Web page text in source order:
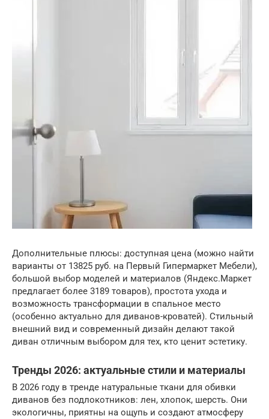
Дополнительные плюсы: доступная цена (можно найти
варианты от 13825 руб. на Первый Гипермаркет Мебели),
большой выбор моделей и материалов (Яндекс.Маркет
предлагает более 3189 товаров), простота ухода и
возможность трансформации в спальное место
(особенно актуально для диванов-кроватей). Стильный
внешний вид и современный дизайн делают такой
диван отличным выбором для тех, кто ценит эстетику.
Тренды 2026: актуальные стили и материалы
В 2026 году в тренде натуральные ткани для обивки
диванов без подлокотников: лен, хлопок, шерсть. Они
экологичны, приятны на ощупь и создают атмосферу